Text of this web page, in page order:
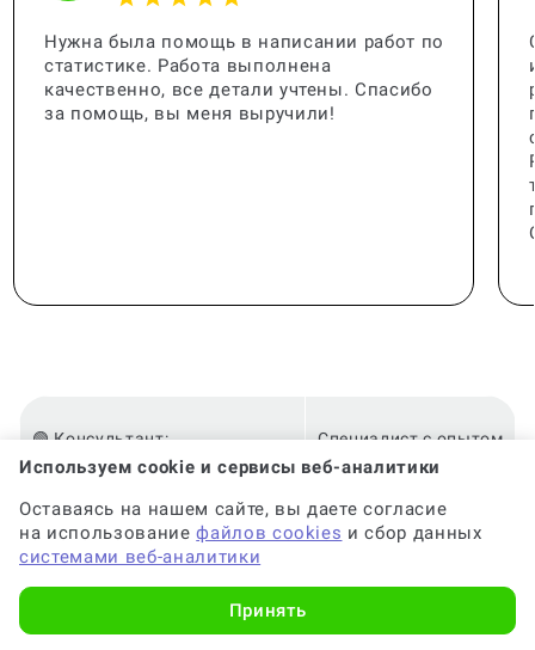
Нужна была помощь в написании работ по
статистике. Работа выполнена
качественно, все детали учтены. Спасибо
за помощь, вы меня выручили!
🟢 Консультант: Специалист с опытом
🟢 Гарантия на консультацию: До 6 месяцев
Используем cookie и сервисы веб-аналитики
Оставаясь на нашем сайте, вы даете согласие
на использованиефайлов cookies и сбор данных
системами веб-аналитики
Принять